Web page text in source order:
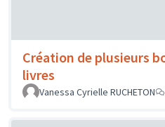
Création de plusieurs
livres
Vanessa Cyrielle RUCHETON